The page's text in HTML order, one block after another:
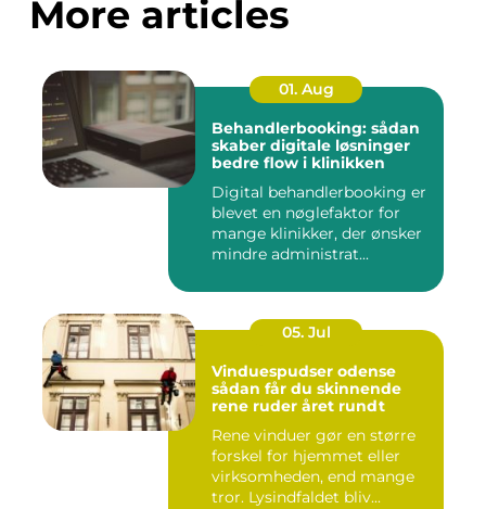
More articles
01. Aug
Behandlerbooking: sådan
skaber digitale løsninger
bedre flow i klinikken
Digital behandlerbooking er
blevet en nøglefaktor for
mange klinikker, der ønsker
mindre administrat...
05. Jul
Vinduespudser odense
sådan får du skinnende
rene ruder året rundt
Rene vinduer gør en større
forskel for hjemmet eller
virksomheden, end mange
tror. Lysindfaldet bliv...